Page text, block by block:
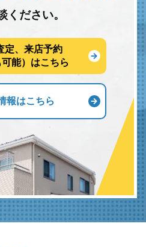
ください。
定、来店予約
能）はこちら
報はこちら